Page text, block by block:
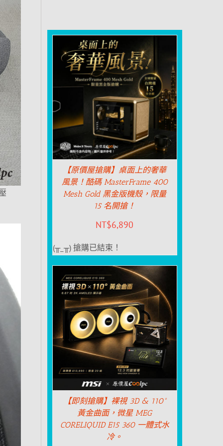
【原價屋搶購】桌面上的奢華
風景！酷碼 MasterFrame 400
Mesh Gold 黑金版機殼，限量
15 名開搶！
NT$6,890
(╥_╥) 搶購已結束！
【即刻搶購】裸視 3D & 110°
黃金曲面，微星 MEG
CORELIQUID E15 360 一體式水
冷。